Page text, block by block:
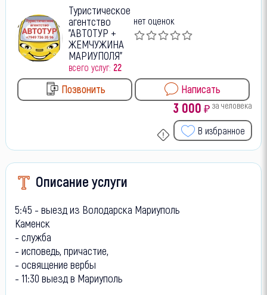
Туристическое
агентство
"АВТОТУР +
ЖЕМЧУЖИНА
МАРИУПОЛЯ"
всего услуг: 22
нет оценок
Позвонить Написать
3 000 ₽за человека
В избранное
Описание услуги
5:45 - выезд из Володарска Мариуполь
Каменск
- служба
- исповедь, причастие,
- освящение вербы
- 11:30 выезд в Мариуполь